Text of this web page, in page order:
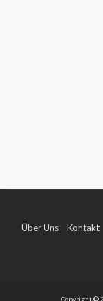
Über Uns Kontakt
Copyright ©